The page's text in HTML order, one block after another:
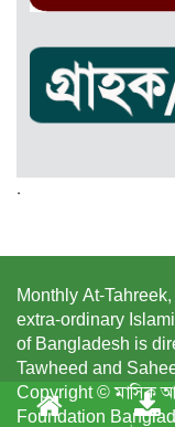
.
Monthly At-
extra-ordinary
of Bangladesh is
Tawheed and
Copyright © মাসিক
Foundation